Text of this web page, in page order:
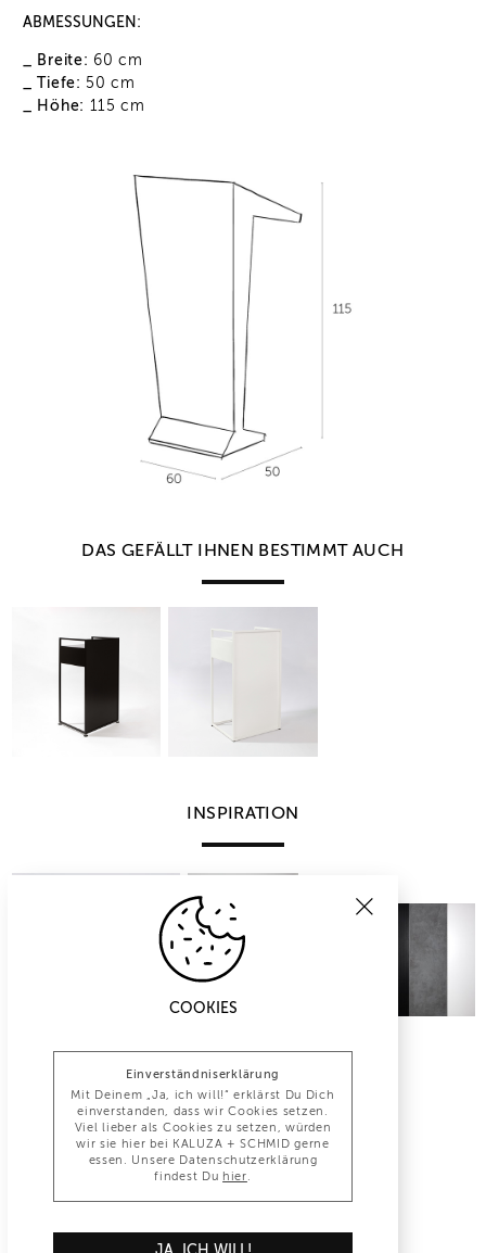
ABMESSUNGEN:
_ Breite: 60 cm
_ Tiefe: 50 cm
_ Höhe: 115 cm
DAS GEFÄLLT IHNEN BESTIMMT AUCH
INSPIRATION
INFO@KALUZA-SCHMID.DE
COOKIES
Einverständniserklärung
Mit Deinem „Ja, ich will!“ erklärst Du Dich
einverstanden, dass wir Cookies setzen.
Viel lieber als Cookies zu setzen, würden
wir sie hier bei KALUZA + SCHMID gerne
essen. Unsere Datenschutzerklärung
findest Du hier